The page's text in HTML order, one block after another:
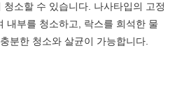
소할 수 있습니다. 나사타입의 고정
내부를 청소하고, 락스를 희석한 물
분한 청소와 살균이 가능합니다.